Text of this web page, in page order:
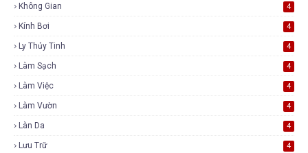
Không Gian 4
Kính Bơi 4
Ly Thủy Tinh 4
Làm Sạch 4
Làm Việc 4
Làm Vườn 4
Làn Da 4
Lưu Trữ 4